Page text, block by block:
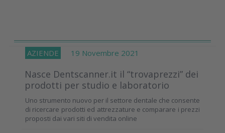
AZIENDE 19 Novembre 2021
Nasce Dentscanner.it il “trovaprezzi” dei
prodotti per studio e laboratorio
Uno strumento nuovo per il settore dentale che consente
di ricercare prodotti ed attrezzature e comparare i prezzi
proposti dai vari siti di vendita online